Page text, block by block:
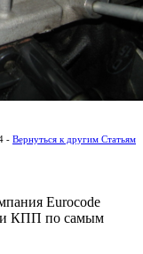
- Вернуться к другим Статьям
Eurocode
и КПП по самым